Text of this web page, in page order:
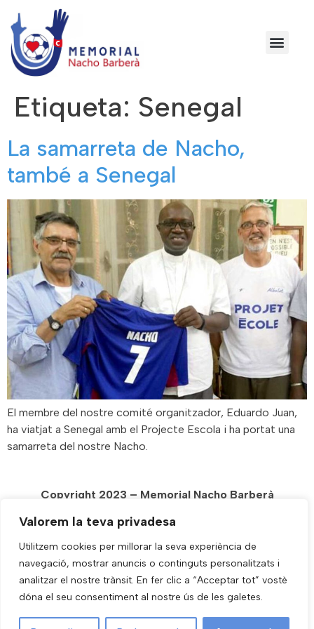
Valorem la teva privadesa
Utilitzem cookies per millorar la seva experiència de
navegació, mostrar anuncis o continguts personalitzats i
analitzar el nostre trànsit. En fer clic a “Acceptar tot” vostè
dóna el seu consentiment al nostre ús de les galetes.
Etiqueta: Senegal
La samarreta de Nacho,
també a Senegal
El membre del nostre comité organitzador, Eduardo Juan,
ha viatjat a Senegal amb el Projecte Escola i ha portat una
samarreta del nostre Nacho.
Copyright 2023 – Memorial Nacho Barberà